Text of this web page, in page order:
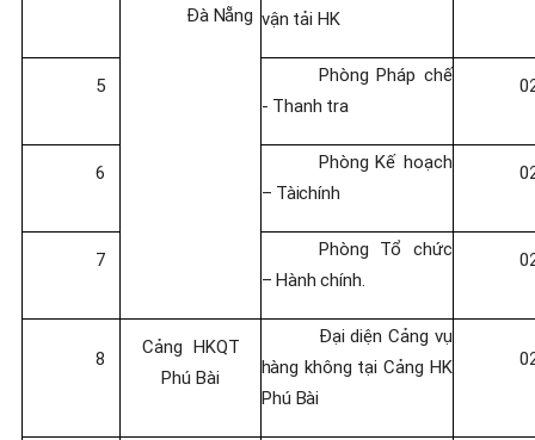
Đà Nẵng vận tải HK
5 Phòng Pháp chế
- Thanh tra
6 Phòng Kế hoạch
– Tàichính
7 Phòng Tổ chức
– Hành chính.
8 Cảng HKQT
Phú Bài
Đại diện Cảng vụ
hàng không tại Cảng HK
Phú Bài